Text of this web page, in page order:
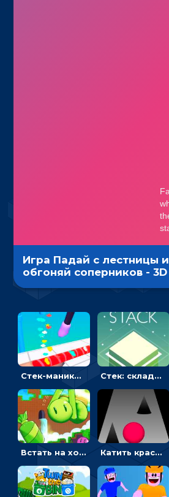
Игра Падай с лестницы и
обгоняй соперников - 3D
гиперказуалка
Стек-маникюр для девочек: красить ногти и избегать пил Стек: складывать блоки в высокую башню
Встать на ходули, чтобы словить конфету в лабиринте - гиперказуальные Катить красный мяч по дороге и уходить от черных кольев